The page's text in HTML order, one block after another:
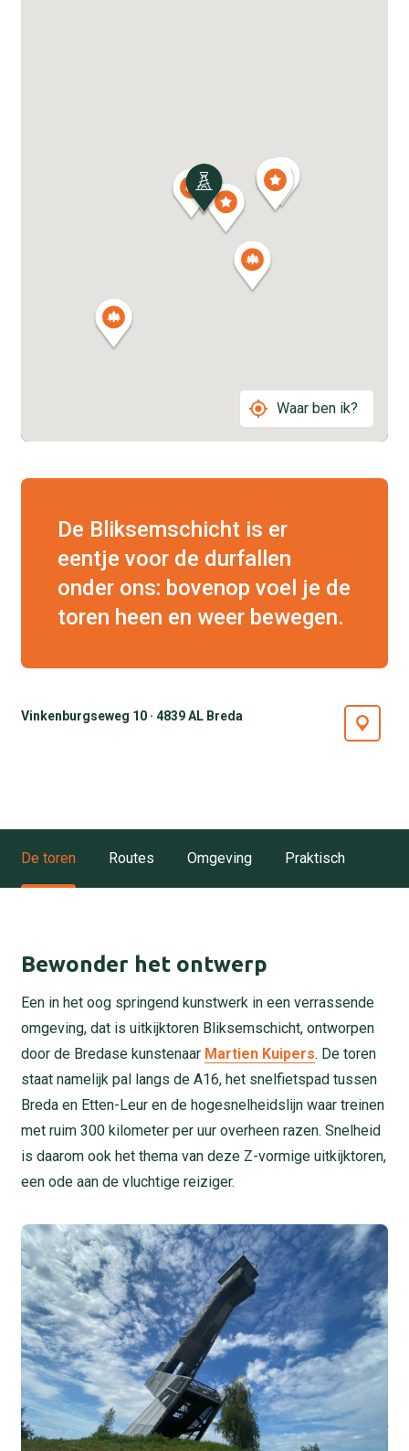
Waar ben ik?
De Bliksemschicht is er
eentje voor de durfallen
onder ons: bovenop voel je de
toren heen en weer bewegen.
Vinkenburgseweg 10 · 4839 AL Breda
De toren Routes Omgeving Praktisch
Bewonder het ontwerp
Een in het oog springend kunstwerk in een verrassende
omgeving, dat is uitkijktoren Bliksemschicht, ontworpen
door de Bredase kunstenaar Martien Kuipers. De toren
staat namelijk pal langs de A16, het snelfietspad tussen
Breda en Etten-Leur en de hogesnelheidslijn waar treinen
met ruim 300 kilometer per uur overheen razen. Snelheid
is daarom ook het thema van deze Z-vormige uitkijktoren,
een ode aan de vluchtige reiziger.